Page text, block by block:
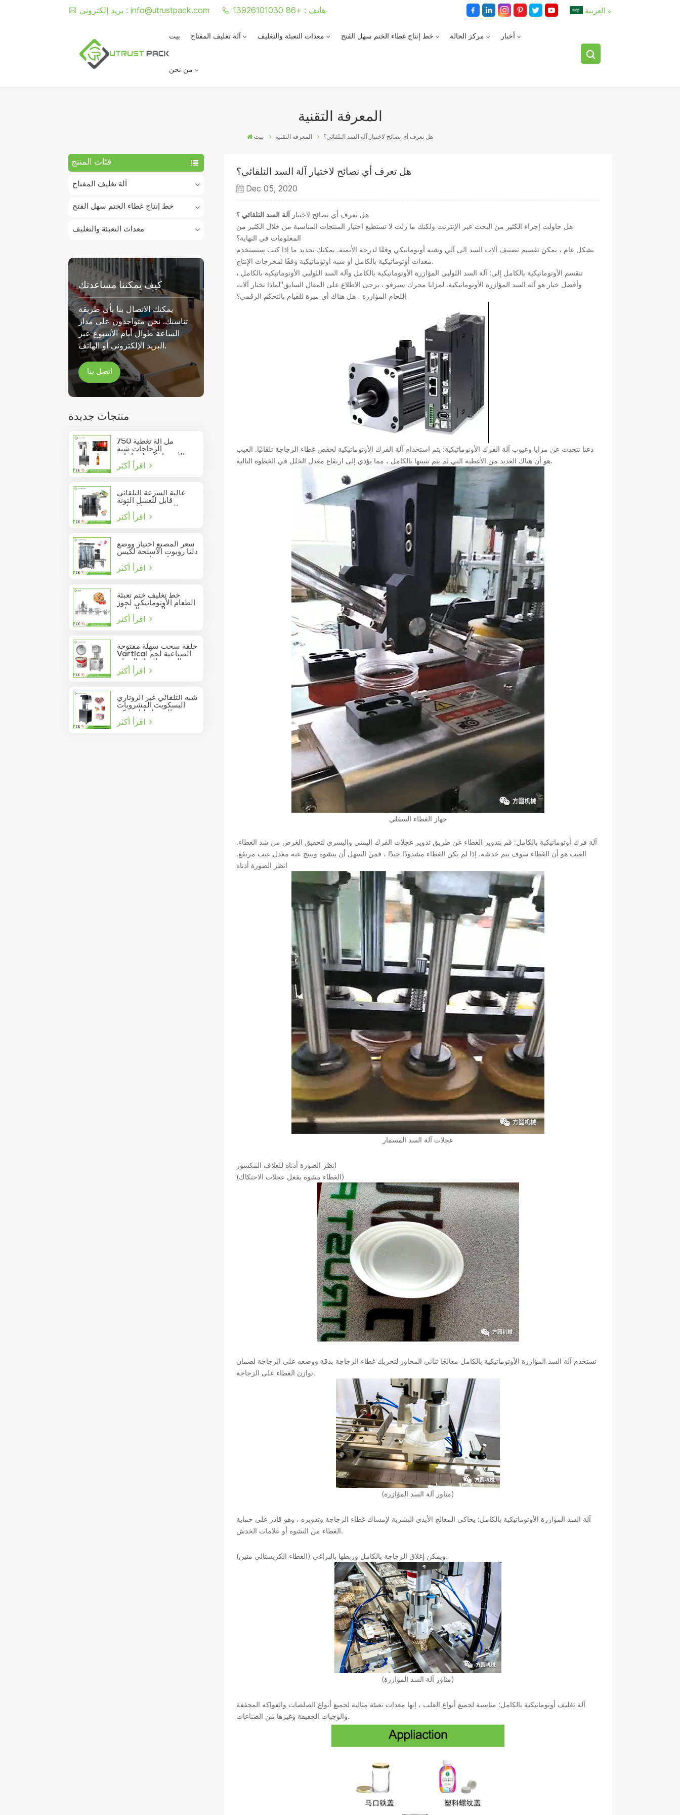
بريد إلكتروني : info@utrustpack.com هاتف : +86 13926101030 العربية
بيت آلة تغليف المفتاح معدات التعبئة والتغليف خط إنتاج غطاء الختم سهل الفتح مركز الحالة أخبار
من نحن
المعرفة التقنية
بيت المعرفة التقنية هل تعرف أي نصائح لاختيار آلة السد التلقائي؟
فئات المنتج
آلة تغليف المفتاح
خط إنتاج غطاء الختم سهل الفتح
معدات التعبئة والتغليف
كيف يمكننا مساعدتك
يمكنك الاتصال بنا بأي طريقة
تناسبك. نحن متواجدون على مدار
الساعة طوال أيام الأسبوع عبر
البريد الإلكتروني أو الهاتف.
اتصل بنا
منتجات جديدة
750 مل آلة تغطية
الزجاجات شبه
الأوتوماتيكية لزجاجات
النبيذ الزجاجية
عالية السرعة التلقائي
قابل للغسل التونة
السردين فراغ حاوية
المأكولات البحرية القصدير
يمكن السدادة
سعر المصنع اختيار ووضع
دلتا روبوت الأسلحة لكيس
خط تغليف ختم تعبئة
الطعام الأوتوماتيكي لجوز
الصنوبر المعلب
حلقة سحب سهلة مفتوحة
Vartical الصناعية لحم
الخنزير الغداء الدجاج
صدور اللحوم الغذاء يمكن
فراغ آلة ختم
شبه التلقائي غير الروتاري
البسكويت المشروبات
عصير الصودا دليل يمكن
السدادة
هل تعرف أي نصائح لاختيار آلة السد التلقائي؟
Dec 05, 2020
هل تعرف أي نصائح لاختيارآلة السد التلقائي ؟
هل حاولت إجراء الكثير من البحث عبر الإنترنت ولكنك ما زلت لا تستطيع اختيار المنتجات المناسبة من خلال الكثير من
المعلومات في النهاية؟
بشكل عام ، يمكن تقسيم تصنيف آلات السد إلى آلي وشبه أوتوماتيكي وفقًا لدرجة الأتمتة. يمكنك تحديد ما إذا كنت ستستخدم
معدات أوتوماتيكية بالكامل أو شبه أوتوماتيكية وفقًا لمخرجات الإنتاج.
تنقسم الأوتوماتيكية بالكامل إلى: آلة السد اللولبي المؤازرة الأوتوماتيكية بالكامل وآلة السد اللولبي الأوتوماتيكية بالكامل ،
وأفضل خيار هو آلة السد المؤازرة الأوتوماتيكية. لمزايا محرك سيرفو ، يرجى الاطلاع على المقال السابق"لماذا تختار آلات
اللحام المؤازرة ، هل هناك أي ميزة للقيام بالتحكم الرقمي؟
دعنا نتحدث عن مزايا وعيوب آلة الفرك الأوتوماتيكية: يتم استخدام آلة الفرك الأوتوماتيكية لخفض غطاء الزجاجة تلقائيًا. العيب
هو أن هناك العديد من الأغطية التي لم يتم تثبيتها بالكامل ، مما يؤدي إلى ارتفاع معدل الخلل في الخطوة التالية.
جهاز الغطاء السفلي
آلة فرك أوتوماتيكية بالكامل: قم بتدوير الغطاء عن طريق تدوير عجلات الفرك اليمنى واليسرى لتحقيق الغرض من شد الغطاء.
العيب هو أن الغطاء سوف يتم خدشه. إذا لم يكن الغطاء مشدودًا جيدًا ، فمن السهل أن يتشوه وينتج عنه معدل عيب مرتفع.
انظر الصورة أدناه
عجلات آلة السد المسمار
انظر الصورة أدناه للغلاف المكسور
(الغطاء مشوه بفعل عجلات الاحتكاك)
تستخدم آلة السد المؤازرة الأوتوماتيكية بالكامل معالجًا ثنائي المحاور لتحريك غطاء الزجاجة بدقة ووضعه على الزجاجة لضمان
توازن الغطاء على الزجاجة.
(مناور آلة السد المؤازرة)
آلة السد المؤازرة الأوتوماتيكية بالكامل: يحاكي المعالج الأيدي البشرية لإمساك غطاء الزجاجة وتدويره ، وهو قادر على حماية
الغطاء من التشوه أو علامات الخدش.
(الغطاء الكريستالي متين) ويمكن إغلاق الزجاجة بالكامل وربطها بالبراغي.
(مناور آلة السد المؤازرة)
آلة تغليف أوتوماتيكية بالكامل: مناسبة لجميع أنواع العلب ، إنها معدات تعبئة مثالية لجميع أنواع الصلصات والفواكه المجففة
والوجبات الخفيفة وغيرها من الصناعات.